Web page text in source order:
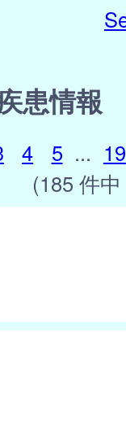
患情報
4 5 ... 19
(185 件